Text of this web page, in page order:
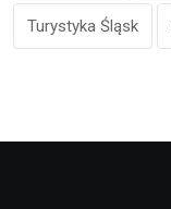
Turystyka Śląsk